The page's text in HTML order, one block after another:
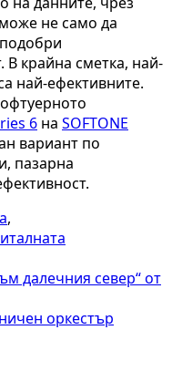
не само да
В крайна сметка, най-
най-ефективните.
6 на SOFTONE
вариант по
пазарна
,
далечния север“ от
оркестър